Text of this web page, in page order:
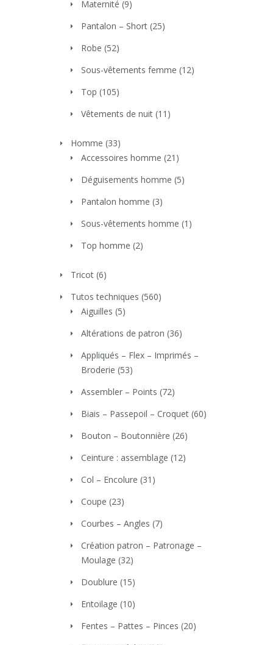
Maternité (9)
Pantalon – Short (25)
Robe (52)
Sous-vêtements femme (12)
Top (105)
Vêtements de nuit (11)
Homme (33)
Accessoires homme (21)
Déguisements homme (5)
Pantalon homme (3)
Sous-vêtements homme (1)
Top homme (2)
Tricot (6)
Tutos techniques (560)
Aiguilles (5)
Altérations de patron (36)
Appliqués – Flex – Imprimés –
Broderie (53)
Assembler – Points (72)
Biais – Passepoil – Croquet (60)
Bouton – Boutonnière (26)
Ceinture : assemblage (12)
Col – Encolure (31)
Coupe (23)
Courbes – Angles (7)
Création patron – Patronage –
Moulage (32)
Doublure (15)
Entoilage (10)
Fentes – Pattes – Pinces (20)